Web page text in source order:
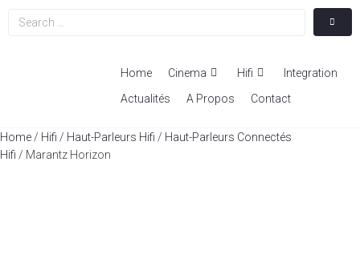
Home Cinema Hifi
Integration
Actualités
A Propos Contact
Home / Hifi / Haut-Parleurs Hifi / Haut-Parleurs Connectés
Hifi / Marantz Horizon